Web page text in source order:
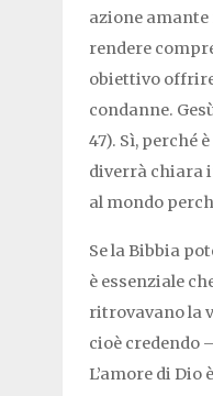
azione
rendere
obiettivo
condanne.
47). Sì, perché
diverrà chiara
al mondo
Se la Bibbia
è essenziale
ritrovavano la
cioè credendo
L’amore di Dio